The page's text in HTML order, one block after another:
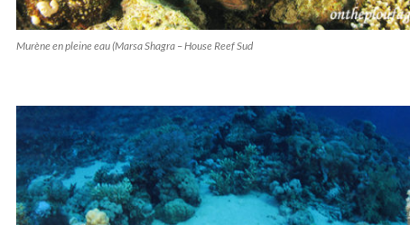
Murène en pleine eau (Marsa Shagra – House Reef Sud